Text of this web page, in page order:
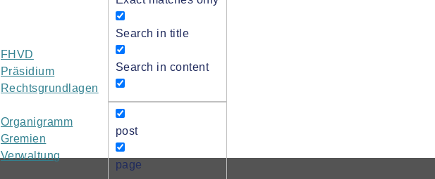
Search in title
Search in content
post
page
FHVD
Präsidium
Rechtsgrundlagen
Organigramm
Gremien
Verwaltung